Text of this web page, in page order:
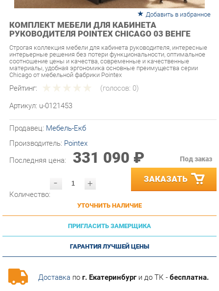
Добавить в избранное
КОМПЛЕКТ МЕБЕЛИ ДЛЯ КАБИНЕТА
РУКОВОДИТЕЛЯ POINTEX CHICAGO 03 ВЕНГЕ
Строгая коллекция мебели для кабинета руководителя, интересные
соотношение цены и качества, современные и качественные
материалы, удобная эргономика основные преимущества серии
Chicago от мебельной фабрики Pointex
Рейтинг: (голосов:
Артикул: u-0121453
Производитель:Pointex
Последняя цена: 331 090 ₽
- ЗАКАЗАТЬ
УТОЧНИТЬ НАЛИЧИЕ
ПРИГЛАСИТЬ ЗАМЕРЩИКА
ГАРАНТИЯ ЛУЧШЕЙ ЦЕНЫ
Доставкапог. Екатеринбурги до ТК -бесплатна.